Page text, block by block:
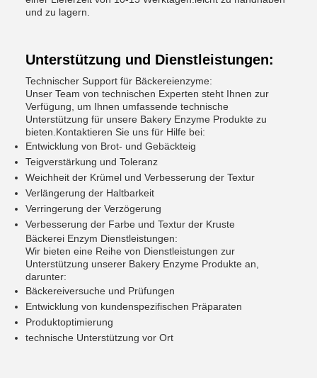
und zu lagern.
Unterstützung und Dienstleistungen:
Technischer Support für Bäckereienzyme:
Unser Team von technischen Experten steht Ihnen zur
Verfügung, um Ihnen umfassende technische
Unterstützung für unsere Bakery Enzyme Produkte zu
bieten.Kontaktieren Sie uns für Hilfe bei:
Entwicklung von Brot- und Gebäckteig
Teigverstärkung und Toleranz
Weichheit der Krümel und Verbesserung der Textur
Verlängerung der Haltbarkeit
Verringerung der Verzögerung
Verbesserung der Farbe und Textur der Kruste
Bäckerei Enzym Dienstleistungen:
Wir bieten eine Reihe von Dienstleistungen zur
Unterstützung unserer Bakery Enzyme Produkte an,
darunter:
Bäckereiversuche und Prüfungen
Entwicklung von kundenspezifischen Präparaten
Produktoptimierung
technische Unterstützung vor Ort